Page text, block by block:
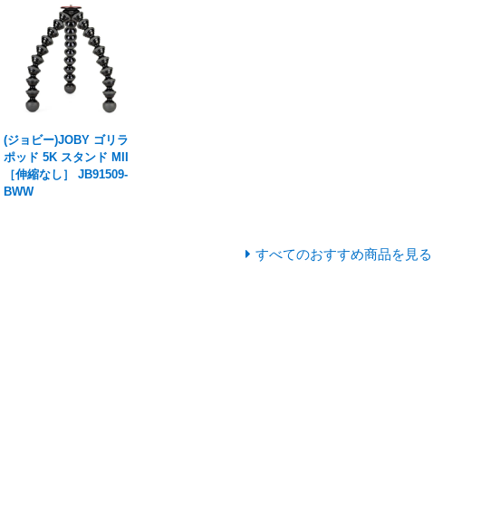
(ジョビー)JOBY ゴリラ
ポッド 5K スタンド MII
［伸縮なし］ JB91509-
BWW
すべてのおすすめ商品を見る